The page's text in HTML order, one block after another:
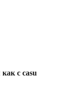
как с casu